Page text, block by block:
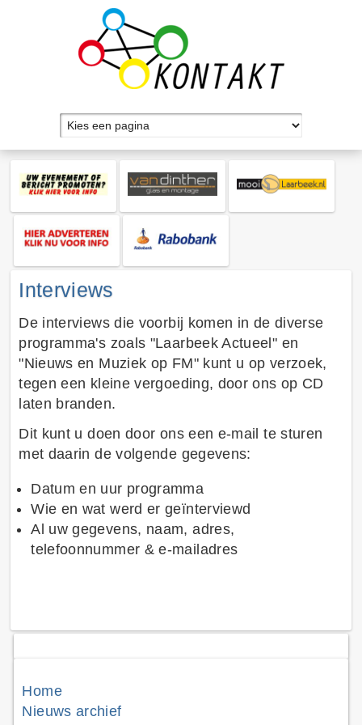
Interviews
De interviews die voorbij komen in de diverse
programma's zoals "Laarbeek Actueel" en
"Nieuws en Muziek op FM" kunt u op verzoek,
tegen een kleine vergoeding, door ons op CD
laten branden.
Dit kunt u doen door ons een e-mail te sturen
met daarin de volgende gegevens:
Datum en uur programma
Wie en wat werd er geïnterviewd
Al uw gegevens, naam, adres,
telefoonnummer & e-mailadres
Home
Nieuws archief